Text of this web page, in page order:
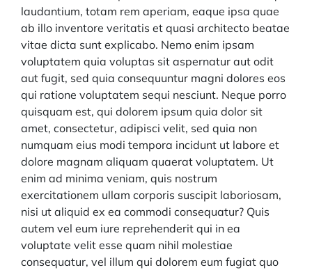
laudantium, totam rem aperiam, eaque ipsa quae
ab illo inventore veritatis et quasi architecto beatae
vitae dicta sunt explicabo. Nemo enim ipsam
voluptatem quia voluptas sit aspernatur aut odit
aut fugit, sed quia consequuntur magni dolores eos
qui ratione voluptatem sequi nesciunt. Neque porro
quisquam est, qui dolorem ipsum quia dolor sit
amet, consectetur, adipisci velit, sed quia non
numquam eius modi tempora incidunt ut labore et
dolore magnam aliquam quaerat voluptatem. Ut
enim ad minima veniam, quis nostrum
exercitationem ullam corporis suscipit laboriosam,
nisi ut aliquid ex ea commodi consequatur? Quis
autem vel eum iure reprehenderit qui in ea
voluptate velit esse quam nihil molestiae
consequatur, vel illum qui dolorem eum fugiat quo